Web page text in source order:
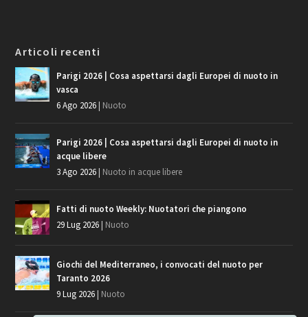
Articoli recenti
Parigi 2026 | Cosa aspettarsi dagli Europei di nuoto in
vasca
6 Ago 2026| Nuoto
Parigi 2026 | Cosa aspettarsi dagli Europei di nuoto in
acque libere
3 Ago 2026| Nuoto in acque libere
Fatti di nuoto Weekly: Nuotatori che piangono
29 Lug 2026| Nuoto
Giochi del Mediterraneo, i convocati del nuoto per
Taranto 2026
9 Lug 2026| Nuoto